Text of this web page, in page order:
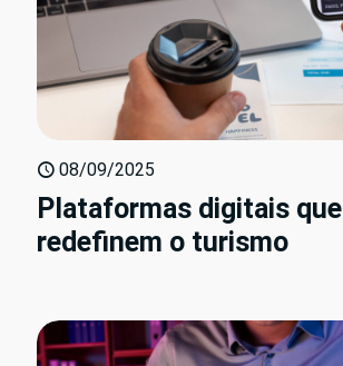
08/09/2025
Plataformas digitais que
redefinem o turismo